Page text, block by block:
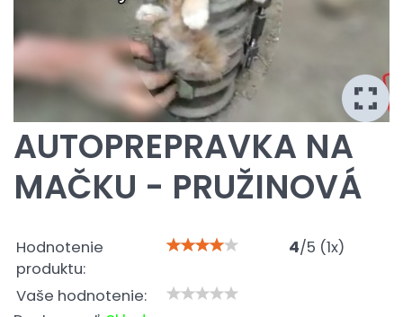
AUTOPREPRAVKA NA
MAČKU - PRUŽINOVÁ
Hodnotenie
produktu:
4/5 (1x)
Vaše hodnotenie: